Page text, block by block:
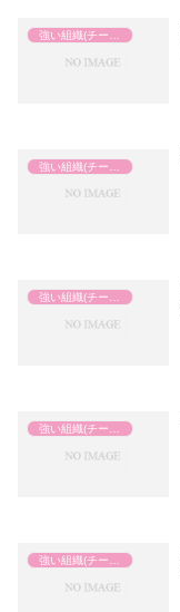
強い組織(チーム)の作り方